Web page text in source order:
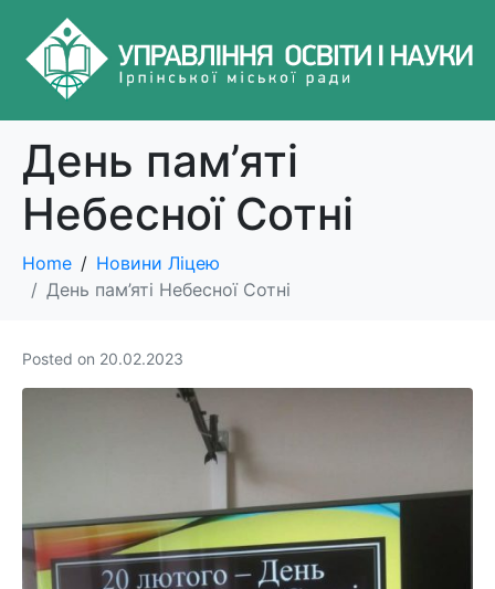
День пам’яті
Небесної Сотні
Home
Новини Ліцею
День пам’яті Небесної Сотні
Posted on 20.02.2023